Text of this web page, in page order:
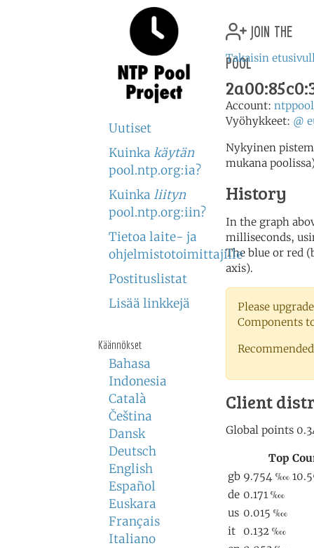
Uutiset
Kuinka käytän
pool.ntp.org:ia?
Kuinka liityn
pool.ntp.org:iin?
Tietoa laite- ja
ohjelmistotoimittajille
Postituslistat
Lisää linkkejä
Käännökset
Bahasa
Indonesia
Català
Čeština
Dansk
Deutsch
English
Español
Euskara
Français
Italiano
join the
pool
Takaisin
Account:
Vyöhykkeet: @
Nykyinen
mukana
History
In the graph
milliseconds,
The blue or red
axis).
Please
Components
Client